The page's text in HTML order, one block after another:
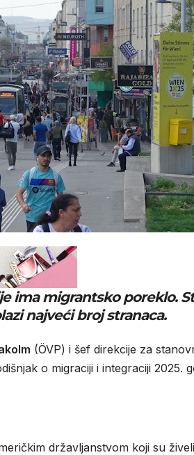
ima migrantsko poreklo.
najveći broj stranaca.
(ÖVP) i šef direkcije za
o migraciji i integraciji 2025.
državljanstvom koji su